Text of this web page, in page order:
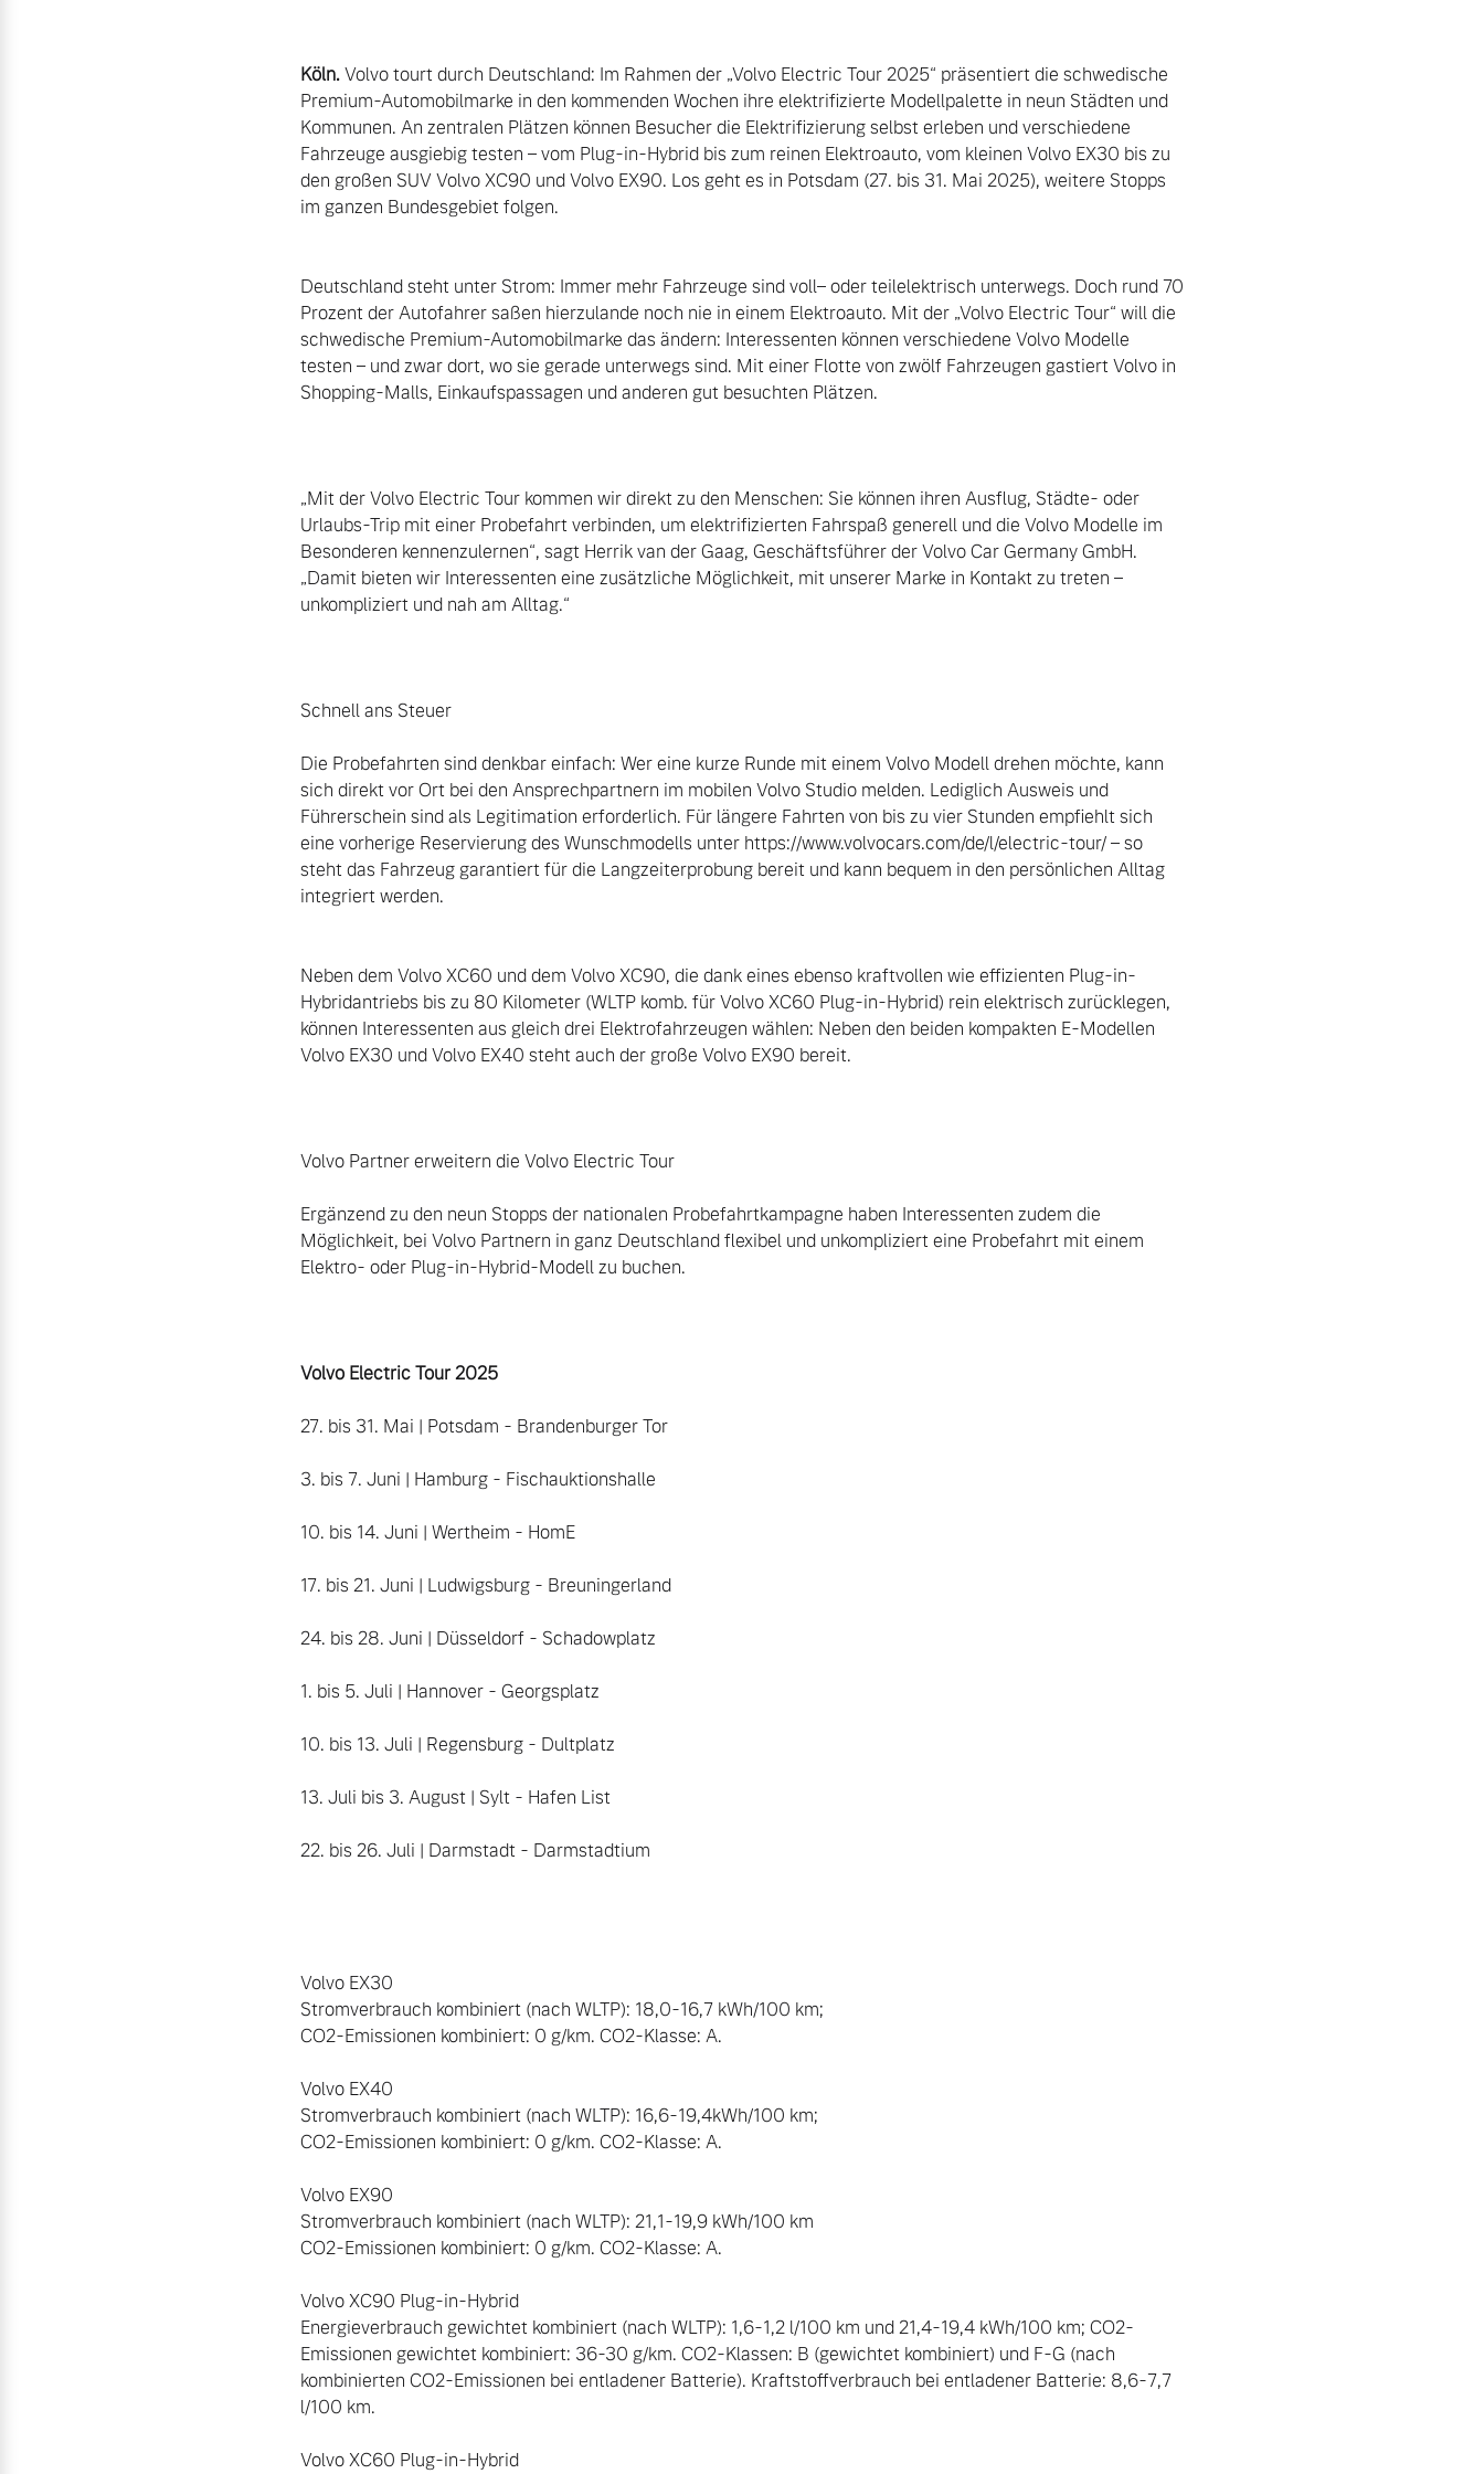
Aktuelle Serviceangebote
Köln. Volvo tourt durch Deutschland: Im Rahmen der „Volvo Electric Tour 2025“ präsentiert die schwedische
Premium-Automobilmarke in den kommenden Wochen ihre elektrifizierte Modellpalette in neun Städten und
Kommunen. An zentralen Plätzen können Besucher die Elektrifizierung selbst erleben und verschiedene
Fahrzeuge ausgiebig testen – vom Plug-in-Hybrid bis zum reinen Elektroauto, vom kleinen Volvo EX30 bis zu
den großen SUV Volvo XC90 und Volvo EX90. Los geht es in Potsdam (27. bis 31. Mai 2025), weitere Stopps
im ganzen Bundesgebiet folgen.
Deutschland steht unter Strom: Immer mehr Fahrzeuge sind voll– oder teilelektrisch unterwegs. Doch rund 70
Prozent der Autofahrer saßen hierzulande noch nie in einem Elektroauto. Mit der „Volvo Electric Tour“ will die
schwedische Premium-Automobilmarke das ändern: Interessenten können verschiedene Volvo Modelle
testen – und zwar dort, wo sie gerade unterwegs sind. Mit einer Flotte von zwölf Fahrzeugen gastiert Volvo in
Shopping-Malls, Einkaufspassagen und anderen gut besuchten Plätzen.
„Mit der Volvo Electric Tour kommen wir direkt zu den Menschen: Sie können ihren Ausflug, Städte- oder
Urlaubs-Trip mit einer Probefahrt verbinden, um elektrifizierten Fahrspaß generell und die Volvo Modelle im
Besonderen kennenzulernen“, sagt Herrik van der Gaag, Geschäftsführer der Volvo Car Germany GmbH.
„Damit bieten wir Interessenten eine zusätzliche Möglichkeit, mit unserer Marke in Kontakt zu treten –
unkompliziert und nah am Alltag.“
Schnell ans Steuer
Die Probefahrten sind denkbar einfach: Wer eine kurze Runde mit einem Volvo Modell drehen möchte, kann
sich direkt vor Ort bei den Ansprechpartnern im mobilen Volvo Studio melden. Lediglich Ausweis und
Führerschein sind als Legitimation erforderlich. Für längere Fahrten von bis zu vier Stunden empfiehlt sich
eine vorherige Reservierung des Wunschmodells unter https://www.volvocars.com/de/l/electric-tour/ – so
steht das Fahrzeug garantiert für die Langzeiterprobung bereit und kann bequem in den persönlichen Alltag
integriert werden.
Neben dem Volvo XC60 und dem Volvo XC90, die dank eines ebenso kraftvollen wie effizienten Plug-in-
Hybridantriebs bis zu 80 Kilometer (WLTP komb. für Volvo XC60 Plug-in-Hybrid) rein elektrisch zurücklegen,
können Interessenten aus gleich drei Elektrofahrzeugen wählen: Neben den beiden kompakten E-Modellen
Volvo EX30 und Volvo EX40 steht auch der große Volvo EX90 bereit.
Volvo Partner erweitern die Volvo Electric Tour
Ergänzend zu den neun Stopps der nationalen Probefahrtkampagne haben Interessenten zudem die
Möglichkeit, bei Volvo Partnern in ganz Deutschland flexibel und unkompliziert eine Probefahrt mit einem
Elektro- oder Plug-in-Hybrid-Modell zu buchen.
Volvo Electric Tour 2025
27. bis 31. Mai | Potsdam - Brandenburger Tor
3. bis 7. Juni | Hamburg - Fischauktionshalle
10. bis 14. Juni | Wertheim - HomE
17. bis 21. Juni | Ludwigsburg - Breuningerland
24. bis 28. Juni | Düsseldorf - Schadowplatz
1. bis 5. Juli | Hannover - Georgsplatz
10. bis 13. Juli | Regensburg - Dultplatz
13. Juli bis 3. August | Sylt - Hafen List
22. bis 26. Juli | Darmstadt - Darmstadtium
Volvo EX30
Stromverbrauch kombiniert (nach WLTP): 18,0-16,7 kWh/100 km;
CO2-Emissionen kombiniert: 0 g/km. CO2-Klasse: A.
Volvo EX40
Stromverbrauch kombiniert (nach WLTP): 16,6-19,4kWh/100 km;
CO2-Emissionen kombiniert: 0 g/km. CO2-Klasse: A.
Volvo EX90
Stromverbrauch kombiniert (nach WLTP): 21,1-19,9 kWh/100 km
CO2-Emissionen kombiniert: 0 g/km. CO2-Klasse: A.
Volvo XC90 Plug-in-Hybrid
Energieverbrauch gewichtet kombiniert (nach WLTP): 1,6-1,2 l/100 km und 21,4-19,4 kWh/100 km; CO2-
Emissionen gewichtet kombiniert: 36-30 g/km. CO2-Klassen: B (gewichtet kombiniert) und F-G (nach
kombinierten CO2-Emissionen bei entladener Batterie). Kraftstoffverbrauch bei entladener Batterie: 8,6-7,7
l/100 km.
Volvo XC60 Plug-in-Hybrid